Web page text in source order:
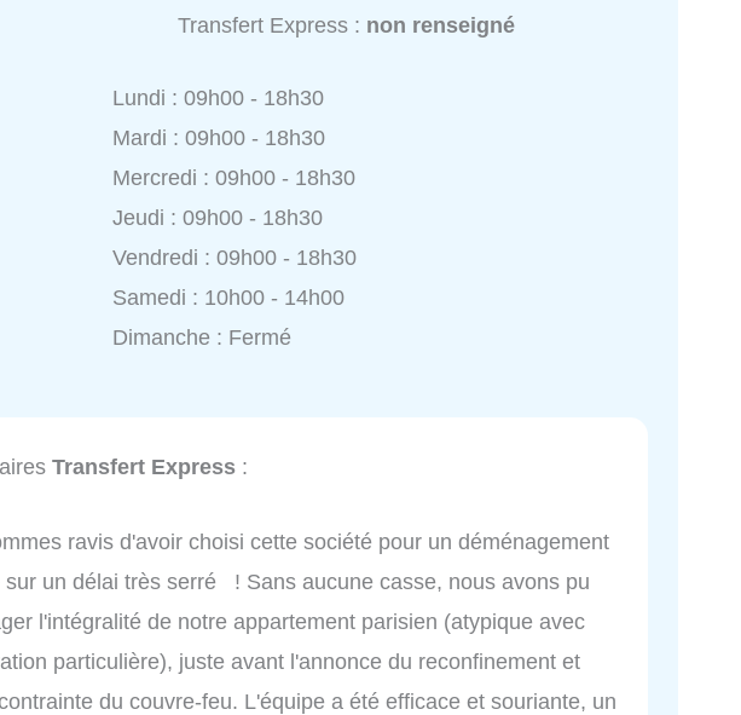
Transfert Express : non renseigné
Lundi : 09h00 - 18h30
Mardi : 09h00 - 18h30
Mercredi : 09h00 - 18h30
Jeudi : 09h00 - 18h30
Vendredi : 09h00 - 18h30
Samedi : 10h00 - 14h00
Dimanche : Fermé
Transfert Express :
ravis d'avoir choisi cette société pour un déménagement
sur un délai très serré ! Sans aucune casse, nous avons pu
l'intégralité de notre appartement parisien (atypique avec
particulière), juste avant l'annonce du reconfinement et
du couvre-feu. L'équipe a été efficace et souriante, un